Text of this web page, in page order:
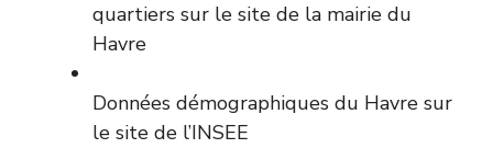
quartiers sur le site de la mairie du
Havre
Données démographiques du Havre sur
le site de l’INSEE